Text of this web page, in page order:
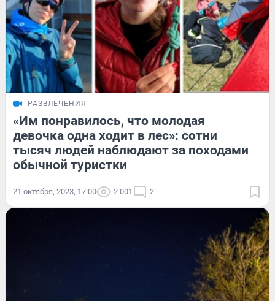
РАЗВЛЕЧЕНИЯ
«Им понравилось, что молодая
девочка одна ходит в лес»: сотни
тысяч людей наблюдают за походами
обычной туристки
21 октября, 2023, 17:00 2 001 2